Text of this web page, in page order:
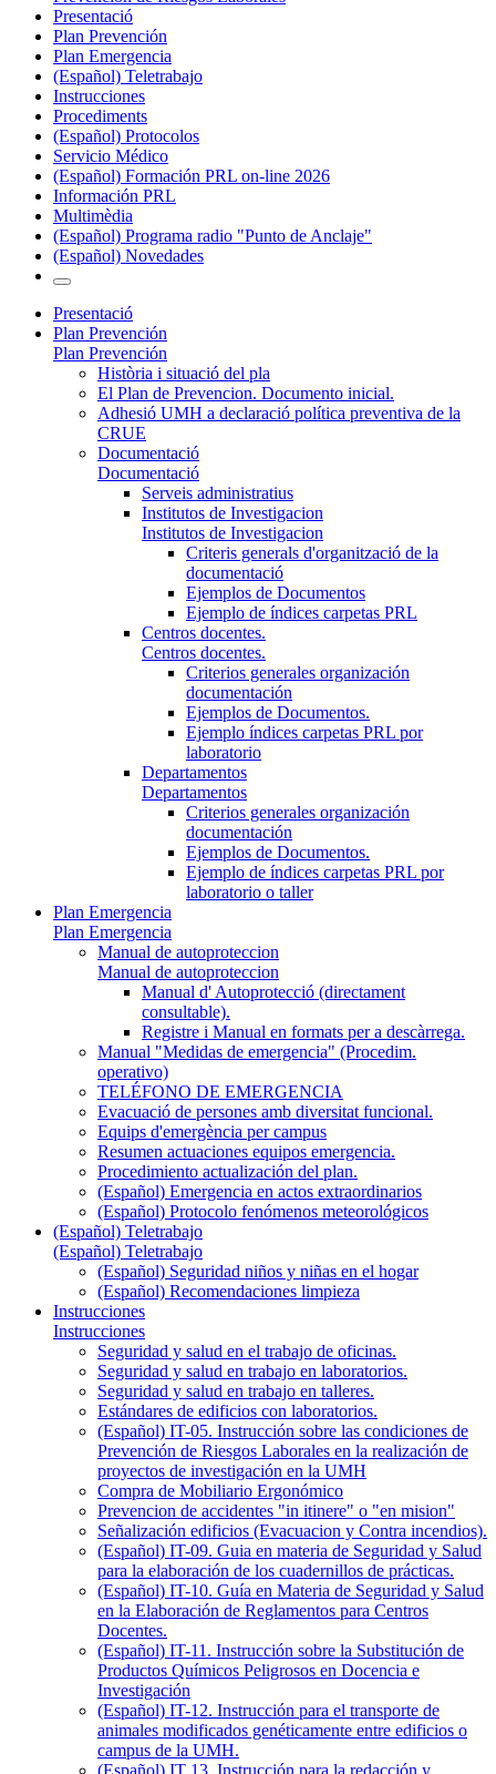
Presentació
Plan Prevención
Plan Emergencia
(Español) Teletrabajo
Instrucciones
Procediments
(Español) Protocolos
Servicio Médico
(Español) Formación PRL on-line 2026
Información PRL
Multimèdia
(Español) Programa radio "Punto de Anclaje"
(Español) Novedades
Presentació
Plan Prevención
Plan Prevención
Història i situació del pla
El Plan de Prevencion. Documento inicial.
Adhesió UMH a declaració política preventiva de la
CRUE
Documentació
Documentació
Serveis administratius
Institutos de Investigacion
Institutos de Investigacion
Criteris generals d'organització de la
documentació
Ejemplos de Documentos
Ejemplo de índices carpetas PRL
Centros docentes.
Centros docentes.
Criterios generales organización
documentación
Ejemplos de Documentos.
Ejemplo índices carpetas PRL por
laboratorio
Departamentos
Departamentos
Criterios generales organización
documentación
Ejemplos de Documentos.
Ejemplo de índices carpetas PRL por
laboratorio o taller
Plan Emergencia
Plan Emergencia
Manual de autoproteccion
Manual de autoproteccion
Manual d' Autoprotecció (directament
consultable).
Registre i Manual en formats per a descàrrega.
Manual "Medidas de emergencia" (Procedim.
operativo)
TELÉFONO DE EMERGENCIA
Evacuació de persones amb diversitat funcional.
Equips d'emergència per campus
Resumen actuaciones equipos emergencia.
Procedimiento actualización del plan.
(Español) Emergencia en actos extraordinarios
(Español) Protocolo fenómenos meteorológicos
(Español) Teletrabajo
(Español) Teletrabajo
(Español) Seguridad niños y niñas en el hogar
(Español) Recomendaciones limpieza
Instrucciones
Instrucciones
Seguridad y salud en el trabajo de oficinas.
Seguridad y salud en trabajo en laboratorios.
Seguridad y salud en trabajo en talleres.
Estándares de edificios con laboratorios.
(Español) IT-05. Instrucción sobre las condiciones de
Prevención de Riesgos Laborales en la realización de
proyectos de investigación en la UMH
Compra de Mobiliario Ergonómico
Prevencion de accidentes "in itinere" o "en mision"
Señalización edificios (Evacuacion y Contra incendios).
(Español) IT-09. Guia en materia de Seguridad y Salud
para la elaboración de los cuadernillos de prácticas.
(Español) IT-10. Guía en Materia de Seguridad y Salud
en la Elaboración de Reglamentos para Centros
Docentes.
(Español) IT-11. Instrucción sobre la Substitución de
Productos Químicos Peligrosos en Docencia e
Investigación
(Español) IT-12. Instrucción para el transporte de
animales modificados genéticamente entre edificios o
campus de la UMH.
(Español) IT 13. Instrucción para la redacción y